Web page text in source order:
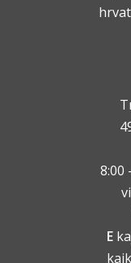
8:00
E